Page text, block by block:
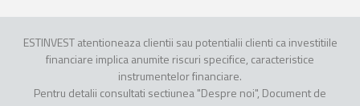
ESTINVEST atentioneaza clientii sau potentialii clienti ca investitiile
financiare implica anumite riscuri specifice, caracteristice
instrumentelor financiare.
Pentru detalii consultati sectiunea "Despre noi", Document de